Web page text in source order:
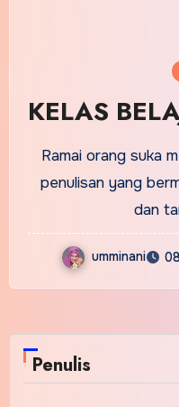
KELAS
Ramai orang suka
penulisan yang
dan
umminani
Penulis